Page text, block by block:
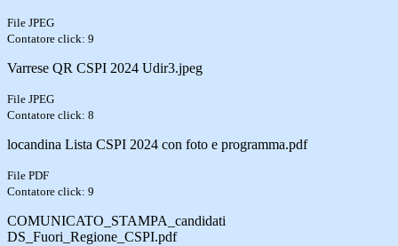
File JPEG
Contatore click: 9
Varrese QR CSPI 2024 Udir3.jpeg
File JPEG
Contatore click: 8
locandina Lista CSPI 2024 con foto e programma.pdf
File PDF
Contatore click: 9
COMUNICATO_STAMPA_candidati
DS_Fuori_Regione_CSPI.pdf